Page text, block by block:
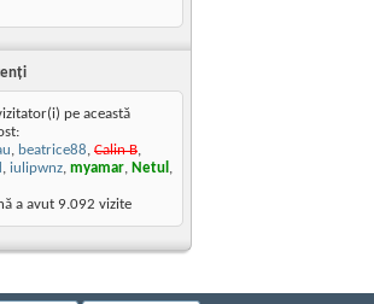
pe această
, beatrice88, Calin B,
, iulipwnz, myamar, Netul ,
a avut 9.092 vizite